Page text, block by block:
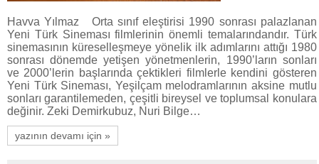
Havva Yılmaz Orta sınıf eleştirisi 1990 sonrası palazlanan
Yeni Türk Sineması filmlerinin önemli temalarındandır. Türk
sinemasının küreselleşmeye yönelik ilk adımlarını attığı 1980
sonrası dönemde yetişen yönetmenlerin, 1990’ların sonları
ve 2000’lerin başlarında çektikleri filmlerle kendini gösteren
Yeni Türk Sineması, Yeşilçam melodramlarının aksine mutlu
sonları garantilemeden, çeşitli bireysel ve toplumsal konulara
değinir. Zeki Demirkubuz, Nuri Bilge…
yazının devamı için »